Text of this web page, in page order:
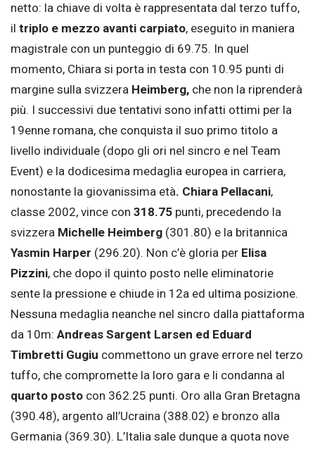
netto: la chiave di volta è rappresentata dal terzo tuffo,
il triplo e mezzo avanti carpiato, eseguito in maniera
magistrale con un punteggio di 69.75. In quel
momento, Chiara si porta in testa con 10.95 punti di
margine sulla svizzera Heimberg, che non la riprenderà
più. I successivi due tentativi sono infatti ottimi per la
19enne romana, che conquista il suo primo titolo a
livello individuale (dopo gli ori nel sincro e nel Team
Event) e la dodicesima medaglia europea in carriera,
nonostante la giovanissima età. Chiara Pellacani,
classe 2002, vince con 318.75 punti, precedendo la
svizzera Michelle Heimberg (301.80) e la britannica
Yasmin Harper (296.20). Non c’è gloria per Elisa
Pizzini, che dopo il quinto posto nelle eliminatorie
sente la pressione e chiude in 12a ed ultima posizione.
Nessuna medaglia neanche nel sincro dalla piattaforma
da 10m: Andreas Sargent Larsen ed Eduard
Timbretti Gugiu commettono un grave errore nel terzo
tuffo, che compromette la loro gara e li condanna al
quarto posto con 362.25 punti. Oro alla Gran Bretagna
(390.48), argento all’Ucraina (388.02) e bronzo alla
Germania (369.30). L’Italia sale dunque a quota nove